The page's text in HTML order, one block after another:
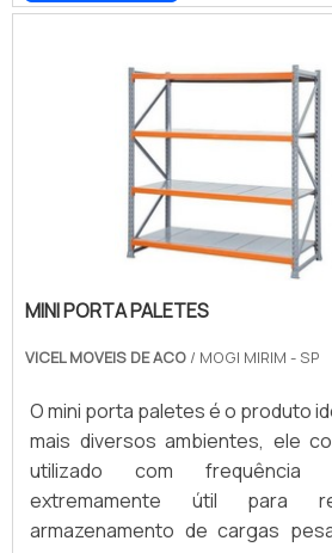
varejo, oferecem durabilidade
Desenvolvemos soluções que
espaço e valorizam seus
um orçamento e transforme seu
Promometal!
MINI PORTA PALETES
VICEL MOVEIS DE ACO / MOGI MIRIM - SP
O mini porta paletes é o produto
mais diversos ambientes, ele
utilizado com
extremamente útil para
armazenamento de cargas